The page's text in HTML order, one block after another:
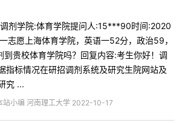
剂学院:体育学院提问人:15***90时间:2020
志愿上海体育学院，英语一52分，政治59，
贵校体育学院吗？回复内容:考生你好！调
指标情况在研招调剂系统及研究生院网站及
究 ...
站小编 河南理工大学 2022-10-17